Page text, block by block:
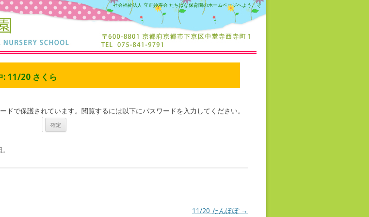
社会福祉法人 立正妙寿会 たちばな保育園のホームページへようこそ
: 11/20 さくら
ドで保護されています。閲覧するには以下にパスワードを入力してください。
。
11/20 たんぽぽ →